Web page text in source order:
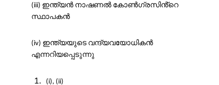
(iii) ഇന്ത്യൻ നാഷണൽ കോൺഗ്രസിൻ്റെ
സ്ഥാപകൻ
(iv) ഇന്ത്യയുടെ വന്ദ്യവയോധികൻ
എന്നറിയപ്പെടുന്നു
(i), (ii)